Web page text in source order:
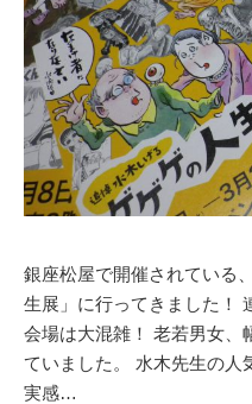
銀座松屋で開催されている
生展」に行ってきました！
会場は大混雑！ 老若男女、
ていました。 水木先生の人
実感…